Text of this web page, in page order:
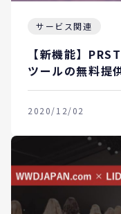
サービス関連
【新機能】
ツールの無料提
2020/12/02